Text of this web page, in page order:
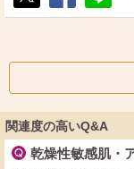
ポ
シ
送
関連度の高いQ&A
乾燥性敏感肌・